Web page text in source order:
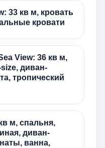
33 кв м, кровать
кровати
View: 36 кв м,
диван-
тропический
м, спальня,
диван-
ванна,